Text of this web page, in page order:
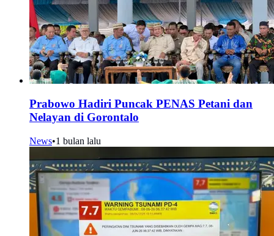
Prabowo Hadiri Puncak PENAS Petani dan
Nelayan di Gorontalo
News•1 bulan lalu